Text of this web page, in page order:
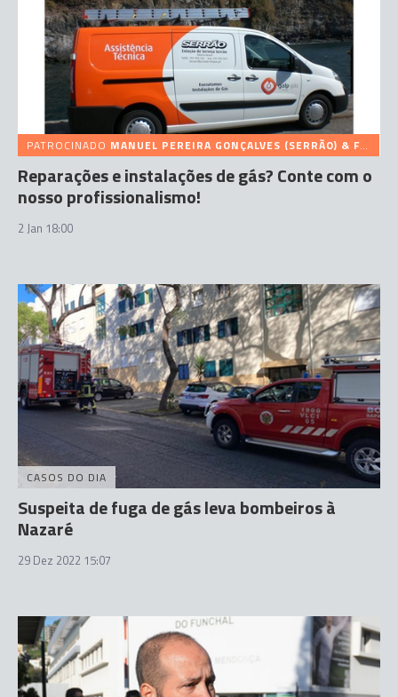
PATROCINADO MANUEL PEREIRA GONÇALVES (SERRÃO) & FILHOS
Reparações e instalações de gás? Conte com o
nosso profissionalismo!
2 Jan 18:00
CASOS DO DIA
Suspeita de fuga de gás leva bombeiros à
Nazaré
29 Dez 2022 15:07